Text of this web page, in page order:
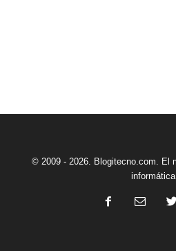
© 2009 - 2026. Blogitecno.com. El